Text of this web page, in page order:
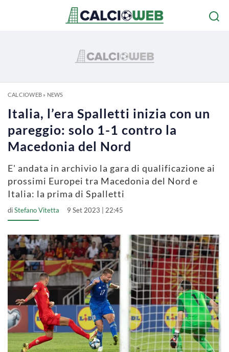
CALCIOWEB» NEWS
Italia, l’era Spalletti inizia con un
pareggio: solo 1-1 contro la
Macedonia del Nord
E' andata in archivio la gara di qualificazione ai
prossimi Europei tra Macedonia del Nord e
Italia: la prima di Spalletti
diStefano Vitetta 9 Set 2023 | 22:45